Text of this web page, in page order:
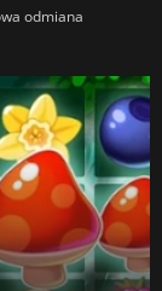
odmiana